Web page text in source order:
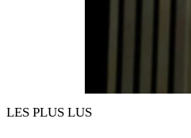
LES PLUS LUS